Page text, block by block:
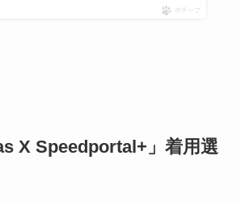
ポチップ
X Speedportal+」着用選